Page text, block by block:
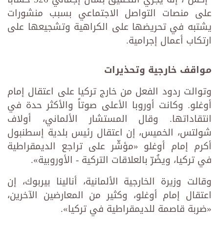
على منصات التواصل الاجتماعي بسبب منشورات
يشتبه في تحريضها على الكراهية وتشجيعها على
ارتكاب أعمال إجرامية.
مواقف خارجية وتحذيرات
وتوالت ردود الفعل من خارج تركيا على اعتقال إمام
أوغلو. وكانت أوروبا الأعلى صوتاً والأكثر حدة في
انتقاداتها. وقال المستشار الألماني، أولاف
شولتس، الخميس، إن اعتقال رئيس بلدية إسطنبول
أكرم إمام أوغلو «مؤشّر على تراجع الديمقراطية
في تركيا، ويضُرّ بالعلاقات التركية - الأوروبية».
وقالت وزيرة الخارجية الألمانية، أنالينا بيربوك، إن
اعتقال إمام أوغلو، وكثير من المعارضين الآخرين،
«ضربة قاصمة للديمقراطية في تركيا».